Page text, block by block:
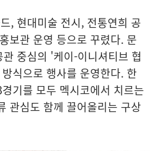
, 현대미술 전시, 전통연희 공
보관 운영 등으로 꾸렸다. 문
중심의 '케이-이니셔티브 협
식으로 행사를 운영한다. 한
기를 모두 멕시코에서 치르는
관심도 함께 끌어올리는 구상